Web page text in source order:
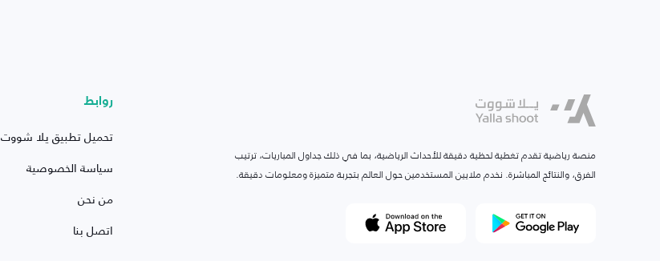
منصة رياضية تقدم تغطية لحظية دقيقة للأحداث الرياضية، بما في ذلك جداول المباريات، ترتيب
الفرق، والنتائج المباشرة. نخدم ملايين المستخدمين حول العالم بتجربة متميزة ومعلومات دقيقة.
روابط
تحميل تطبيق يلا شووت
سياسة الخصوصية
من نحن
اتصل بنا